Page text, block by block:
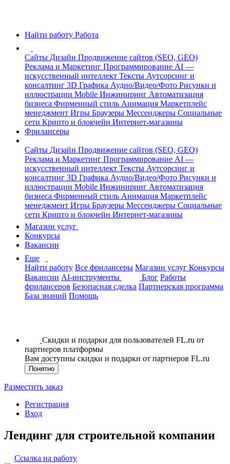
Найти работу Работа
Сайты Дизайн Продвижение сайтов (SEO, GEO)
Реклама и Маркетинг Программирование AI —
искусственный интеллект Тексты Аутсорсинг и
консалтинг 3D Графика Аудио/Видео/Фото Рисунки и
иллюстрации Mobile Инжиниринг Автоматизация
бизнеса Фирменный стиль Анимация Маркетплейс
менеджмент Игры Браузеры Мессенджеры Социальные
сети Крипто и блокчейн Интернет-магазины
Фрилансеры
Сайты Дизайн Продвижение сайтов (SEO, GEO)
Реклама и Маркетинг Программирование AI —
искусственный интеллект Тексты Аутсорсинг и
консалтинг 3D Графика Аудио/Видео/Фото Рисунки и
иллюстрации Mobile Инжиниринг Автоматизация
бизнеса Фирменный стиль Анимация Маркетплейс
менеджмент Игры Браузеры Мессенджеры Социальные
сети Крипто и блокчейн Интернет-магазины
Магазин услуг
Конкурсы
Вакансии
Еще
Найти работу Все фрилансеры Магазин услуг Конкурсы
Вакансии AI-инструменты Блог Работы
фрилансеров Безопасная сделка Партнерская программа
База знаний Помощь
Скидки и подарки для пользователей FL.ru от
партнеров платформы
Вам доступны скидки и подарки от партнеров FL.ru
Понятно
Разместить заказ
Регистрация
Вход
Лендинг для строительной компании
Ссылка на работу